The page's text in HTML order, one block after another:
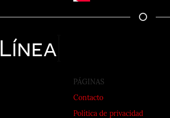
Línea
PÁGINAS
Contacto
Política de privacidad